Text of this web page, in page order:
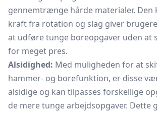
gennemtrænge hårde materialer. Den
kraft fra rotation og slag giver
at udføre tunge boreopgaver uden at
for meget pres.
Alsidighed: Med muligheden for at
hammer- og borefunktion, er disse
alsidige og kan tilpasses forskellige
de mere tunge arbejdsopgaver. Dette